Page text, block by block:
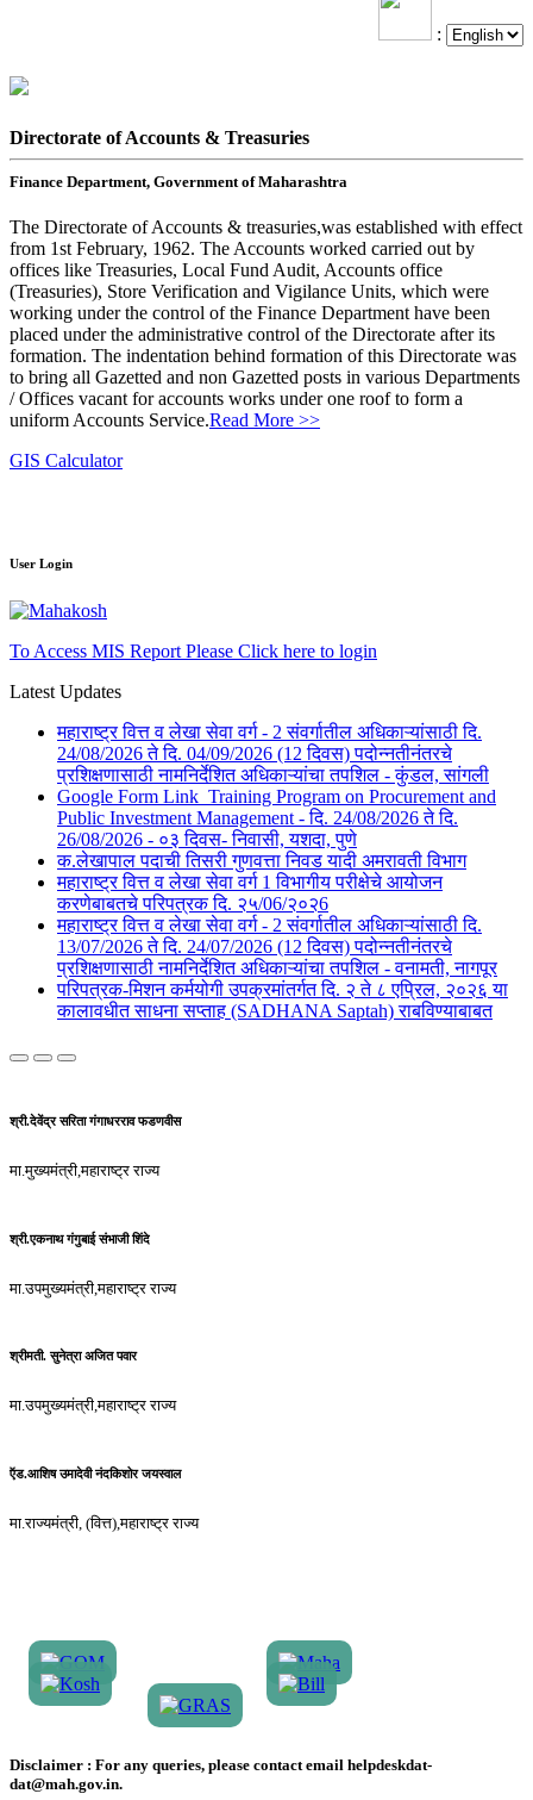
:
Directorate of Accounts & Treasuries
Finance Department, Government of Maharashtra
The Directorate of Accounts & treasuries,was established with effect
from 1st February, 1962. The Accounts worked carried out by
offices like Treasuries, Local Fund Audit, Accounts office
(Treasuries), Store Verification and Vigilance Units, which were
working under the control of the Finance Department have been
placed under the administrative control of the Directorate after its
formation. The indentation behind formation of this Directorate was
to bring all Gazetted and non Gazetted posts in various Departments
/ Offices vacant for accounts works under one roof to form a
uniform Accounts Service.Read More >>
GIS Calculator
User Login
To Access MIS Report Please Click here to login
Latest Updates
महाराष्ट्र वित्त व लेखा सेवा वर्ग - 2 संवर्गातील अधिकाऱ्यांसाठी दि.
24/08/2026 ते दि. 04/09/2026 (12 दिवस) पदोन्नतीनंतरचे
प्रशिक्षणासाठी नामनिर्देशित अधिकाऱ्यांचा तपशिल - कुंडल, सांगली​​
Google Form Link_Training Program on Procurement and
Public Investment Management - दि. 24/08/2026 ते दि.
26/08/2026 - ०३ दिवस- निवासी, यशदा, पुणे​
क.लेखापाल पदाची तिसरी गुणवत्ता निवड यादी अमरावती विभाग
महाराष्ट्र वित्त व लेखा सेवा वर्ग 1 विभागीय परीक्षेचे आयोजन
करणेबाबतचे परिपत्रक दि. २५/06/२०२6
महाराष्ट्र वित्त व लेखा सेवा वर्ग - 2 संवर्गातील अधिकाऱ्यांसाठी दि.
13/07/2026 ते दि. 24/07/2026 (12 दिवस) पदोन्नतीनंतरचे
प्रशिक्षणासाठी नामनिर्देशित अधिकाऱ्यांचा तपशिल - वनामती, नागपूर
परिपत्रक-मिशन कर्मयोगी उपक्रमांतर्गत दि. २ ते ८ एप्रिल, २०२६ या
कालावधीत साधना सप्ताह (SADHANA Saptah) राबविण्याबाबत
श्री.देवेंद्र सरिता गंगाधरराव फडणवीस
मा.मुख्यमंत्री,महाराष्ट्र राज्य
श्री.एकनाथ गंगुबाई संभाजी शिंदे
मा.उपमुख्यमंत्री,महाराष्ट्र राज्य
श्रीमती. सुनेत्रा अजित पवार
मा.उपमुख्यमंत्री,महाराष्ट्र राज्य
ऍड.आशिष उमादेवी नंदकिशोर जयस्वाल
मा.राज्यमंत्री, (वित्त),महाराष्ट्र राज्य
Disclaimer : For any queries, please contact email helpdeskdat-
dat@mah.gov.in.